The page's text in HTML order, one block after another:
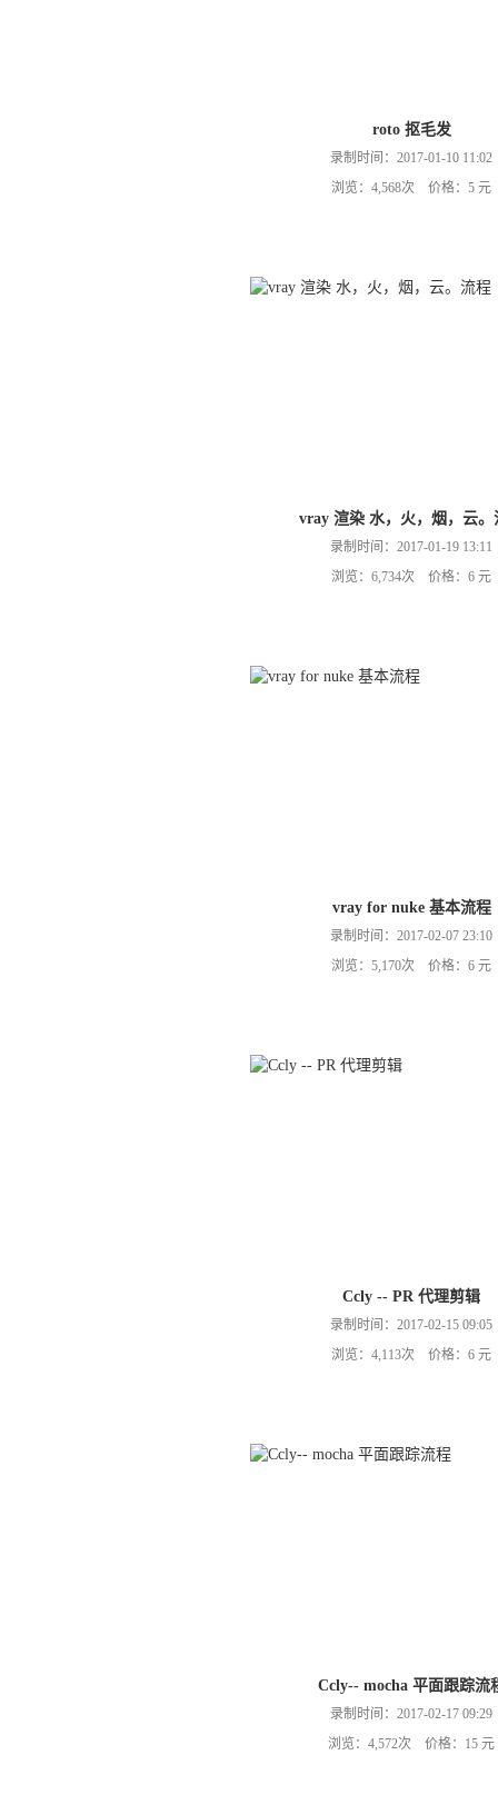
roto 抠毛发
录制时间：2017-01-10 11:02
浏览：4,568次 价格：5 元
vray 渲染 水，火，烟，云。
录制时间：2017-01-19 13:11
浏览：6,734次 价格：6 元
vray for nuke 基本流程
录制时间：2017-02-07 23:10
浏览：5,170次 价格：6 元
Ccly -- PR 代理剪辑
录制时间：2017-02-15 09:05
浏览：4,113次 价格：6 元
Ccly-- mocha 平面跟踪流
录制时间：2017-02-17 09:29
浏览：4,572次 价格：15 元